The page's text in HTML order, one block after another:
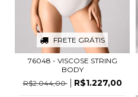
FRETE GRÁTIS
76048 - VISCOSE STRING
BODY
R$2.044,00
R$1.227,00